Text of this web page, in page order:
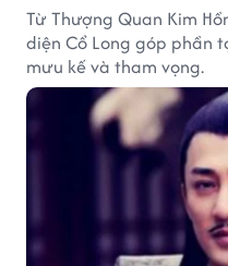
Từ Thượng Quan Kim
diện Cổ Long góp phần
mưu kế và tham vọng.